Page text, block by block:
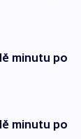
minutu po
minutu po